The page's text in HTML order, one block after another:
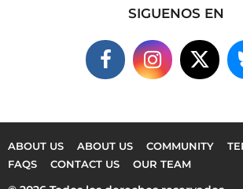
SIGUENOS EN
ABOUT US ABOUT US COMMUNITY
FAQS
CONTACT US OUR TEAM